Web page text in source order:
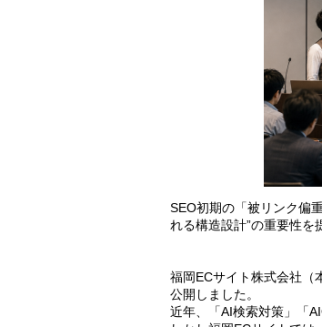
SEO初期の「被リンク偏
れる構造設計”の重要性を
福岡ECサイト株式会社（
公開しました。
近年、「AI検索対策」「